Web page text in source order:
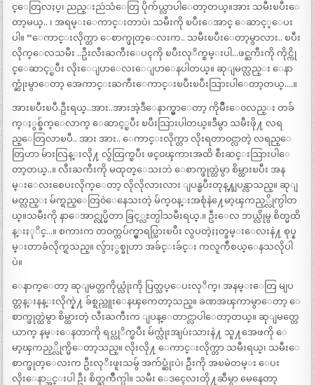
င္ေတြလႈပ္၊ ညည္းညဴသံေတြ ပိုက်ယ္လာပါေတာ့တယ္။အား သမီးၿပီးေ
တာ့မယ္.. ၊ အရမ္းေကာင္းတာပဲ၊ သမီးကို ၿပီးေအာင္ ေဆာင့္ေပး
ပါ။ “ေကာင္းလိုက္တာ ေစာက္ဖုတ္ေလးက.. သမီးၿပီးေတာ့မွာလား.. ၿပီး
လိုက္ေလသမီး ..ဦးလီးႀကီးေပၚကို ၿပီးလုိက္စမ္းပါ…ဖင္ႀကီးကို ကိုင္ကို
င္ေဆာင့္ၿပီး လိုးေျပာေလးေျပာေနပါတယ္။ ဆုျမတ္လည္း ေနာ
က္ဆုံးမွာေတာ့ အေကာင္းႀကီးေကာင္းၿပီးၿပီးသြားပါေတာ့တယ္….။
အားၿပီးၿပီ.ဦးရယ္..အား..အားအဲ့ဒီေနာက္မွာေတာ့ ကိုမ်ိဳးေ၀လည္း တခ်
က္ႏွစ္ခ်က္ေလာက္ ေဆာင့္ၿပီး ၿပီးသြားပါတယ္။ဒီမွာ သမီးဖို႔ လရ
ည္ေတြလာၿပီ.. အား အား.. ေကာင္းလိုက္တာ လိုးရတာ၀င္လာတဲ့ လရည္ေ
တြဟာ မ်ားလြန္းလို႔ လွ်ံထြက္ၿပီး ဖင္၀ၾကားအထိ စီးဆင္းသြားပါေ
တာ့တယ္..။ လီးႀကီးကို မထုတ္ေသးဘဲ ေစာက္ဖုတ္ထဲမွာ စိမ္ထားၿပီး အန
မ္းေလးစေပးလိုက္ေတာ့ လိုလိုလားလား ျပန္ၿပီးတုန္႔ျပန္လာသည္။ ဆုျ
မတ္လည္း မ်က္ရည္ေတြ၀ဲေနေသးတဲ့ မ်က္၀န္းအစုံနဲ႔ေမာ့ၾကည့္လိုက္ပါတ
ယ္။သမီးကို နာေအာင္လုပ္မိတာ ခြင့္လႊတ္ပါသမီးရယ္.။ ဦးေလ ဘယ္လိုမွ စိတ္မထိ
န္းႏုိင္…။ စကားက တ၀က္တပ်က္မွာရပ္သြားၿပီး လွပတဲ့ႏႈတ္ခမ္းေလးနဲ႔ စုပ္န
မ္းတာခံလိုက္ရသည္။ လွ်ာႏွစ္ခုဟာ အခ်င္းခ်င္း ကလူက်ီစယ္ေနသလိုပါ
ပဲ။
ေနာက္ေတာ့ ဆုျမတ္တကိုယ္လုံးကို ပြတ္သပ္ေပးလုိက္၊ အနမ္းေတြ မျပ
တ္တန္းနန္းလိုက္နဲ႔ ခ်စ္ရည္လူးေနၾကေတာ့သည္။ ခဏအၾကာမွာေတာ့ ေ
စာက္ဖုတ္ထဲမွာ စိမ္ထားတဲ့ လီးႀကီးက ျပန္ေတာင္လာပါေတာ့တယ္။ ဆုျမတ္တေ
ယာက္ နမ္းေနတာကို ရပ္လုိက္ၿပီး မ်က္လုံးအျပဴးသားနဲ႔ သူ႔အေဖကို ေ
မာ့ၾကည့္လိုက္မိေတာ့သည္။ လိုးလို႔ ေကာင္းလိုက္တာ သမီးရယ္၊ သမီးေ
စာက္ဖုတ္ေလးက ဦးလုိးဖူးသမွ် အက်ပ္ဆုံးပဲ၊ ဦးကို အၿမဲတမ္း ေပး
လိုးေနာ္အင္းပါ ဦး စိတ္ႀကိဳက္ပါ။ သမီး ေဒၚေလးတို႔ဆီမွာ မေနေတာ့